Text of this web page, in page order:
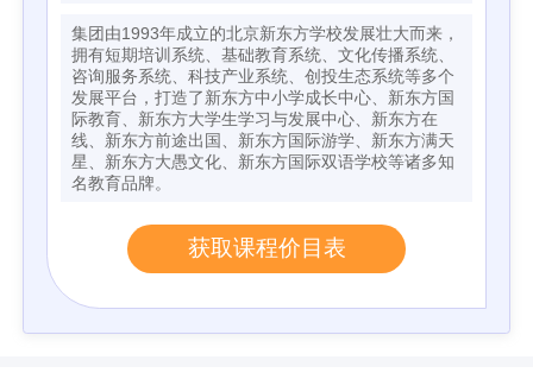
集团由1993年成立的北京新东方学校发展壮大而来，
拥有短期培训系统、基础教育系统、文化传播系统、
咨询服务系统、科技产业系统、创投生态系统等多个
发展平台，打造了新东方中小学成长中心、新东方国
际教育、新东方大学生学习与发展中心、新东方在
线、新东方前途出国、新东方国际游学、新东方满天
星、新东方大愚文化、新东方国际双语学校等诸多知
名教育品牌。
获取课程价目表